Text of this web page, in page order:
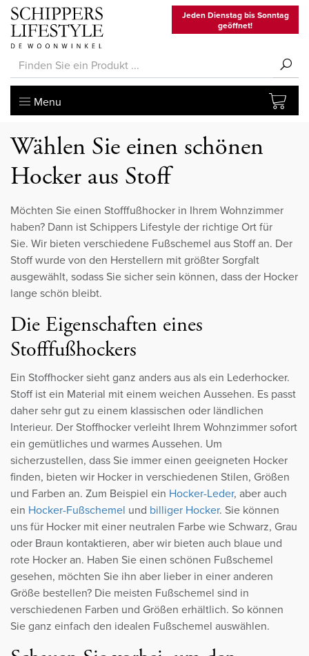
Jeden Dienstag bis Sonntag
geöffnet!
Menu
Wählen Sie einen schönen
Hocker aus Stoff
Möchten Sie einen Stofffußhocker in Ihrem Wohnzimmer
haben? Dann ist Schippers Lifestyle der richtige Ort für
Sie. Wir bieten verschiedene Fußschemel aus Stoff an. Der
Stoff wurde von den Herstellern mit größter Sorgfalt
ausgewählt, sodass Sie sicher sein können, dass der Hocker
lange schön bleibt.
Die Eigenschaften eines
Stofffußhockers
Ein Stoffhocker sieht ganz anders aus als ein Lederhocker.
Stoff ist ein Material mit einem weichen Aussehen. Es passt
daher sehr gut zu einem klassischen oder ländlichen
Interieur. Der Stoffhocker verleiht Ihrem Wohnzimmer sofort
ein gemütliches und warmes Aussehen. Um
sicherzustellen, dass Sie immer einen geeigneten Hocker
finden, bieten wir Hocker in verschiedenen Stilen, Größen
und Farben an. Zum Beispiel ein Hocker-Leder, aber auch
ein Hocker-Fußschemel und billiger Hocker. Sie können
uns für Hocker mit einer neutralen Farbe wie Schwarz, Grau
oder Braun kontaktieren, aber wir bieten auch blaue und
rote Hocker an. Haben Sie einen schönen Fußschemel
gesehen, möchten Sie ihn aber lieber in einer anderen
Größe bestellen? Die meisten Fußschemel sind in
verschiedenen Farben und Größen erhältlich. So können
Sie ganz einfach den idealen Fußschemel auswählen.